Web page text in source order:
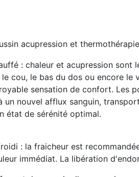
acupression et
: chaleur et acupression sont
le cou, le bas du dos ou encore
sensation de confort. Les
un nouvel afflux sanguin,
état de sérénité optimal.
: la fraicheur est
immédiat. La libération